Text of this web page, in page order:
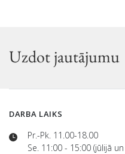
Uzdot jautājumu
DARBA LAIKS
Pr.-Pk. 11.00-18.00
Se. 11:00 - 15:00 (jūlijā